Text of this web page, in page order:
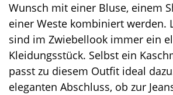
Wunsch mit einer Bluse, einem
einer Weste kombiniert werden.
sind im Zwiebellook immer ein
Kleidungsstück. Selbst ein
passt zu diesem Outfit ideal
eleganten Abschluss, ob zur